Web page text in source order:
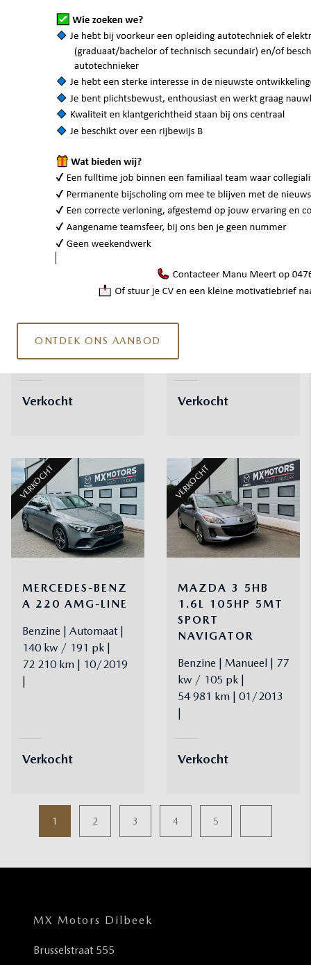
10 990,00 €15 490,00
MAZDACX-
2.0L SKYACTIV-
G 163 HP
EDITION 6AT
Benzine
120 kw /
163 pk
67 682 km
Verkocht
VERKOCHT
MAZDA2 HATCH
Benzine Manueel
55
Verkocht
VERKOCHT
MERCEDES-BENZ
A 220 AMG-LINE
Benzine
Automaat
140 kw / 191 pk
72 210 km
10/2019
Verkocht
VERKOCHT
MAZDA 3
5HB
1.6L 105HP 5MT
SPORT
NAVIGATOR
Benzine Manueel
77
kw / 105 pk
54 981 km
01/2013
Verkocht
1 2 3 4 5
MX Motors Dilbeek
Brusselstraat 555
ONTDEK ONS AANBOD